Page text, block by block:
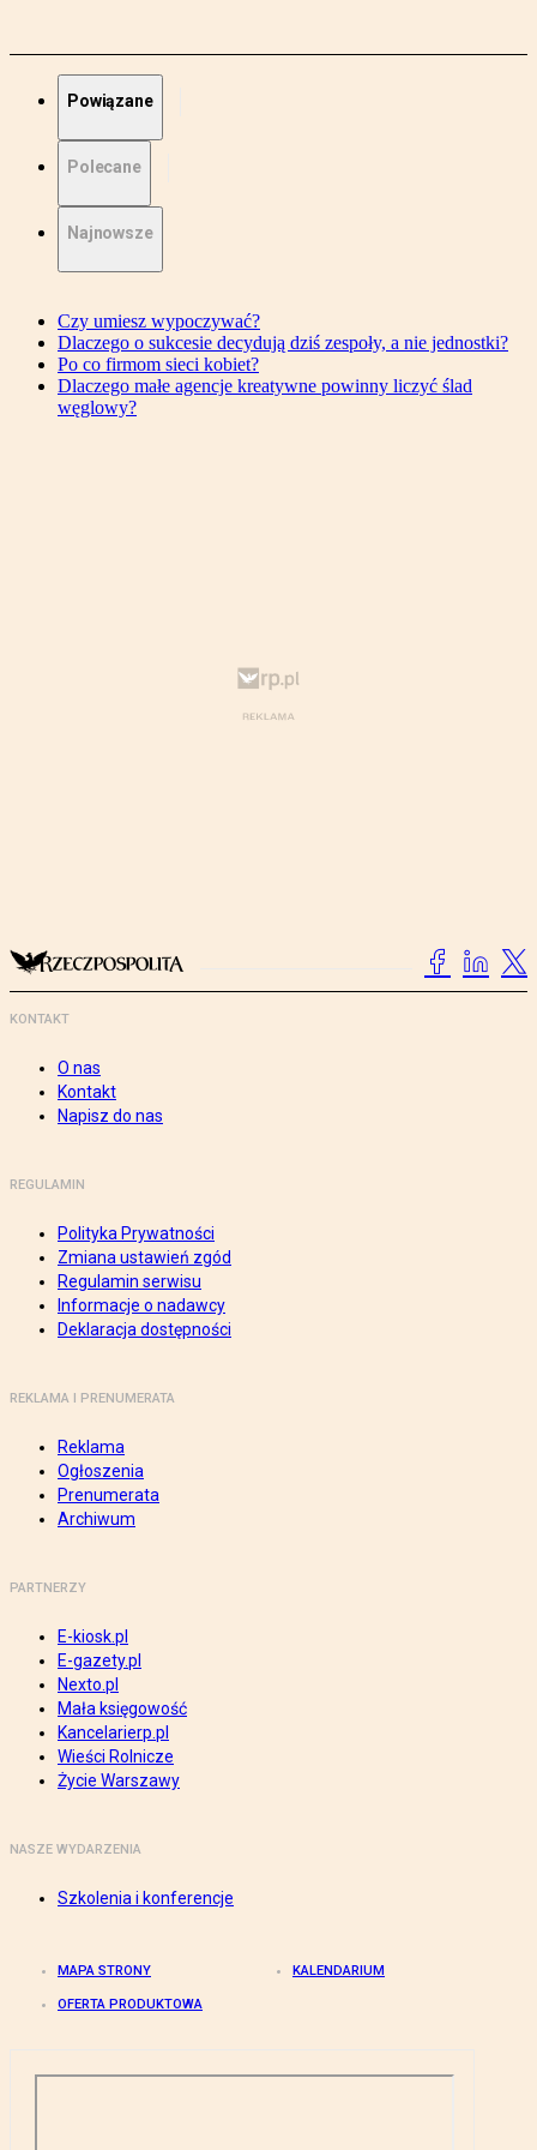
Powiązane
Polecane
Najnowsze
Czy umiesz wypoczywać?
Dlaczego o sukcesie decydują dziś zespoły, a nie jednostki?
Po co firmom sieci kobiet?
Dlaczego małe agencje kreatywne powinny liczyć ślad
węglowy?
KONTAKT
O nas
Kontakt
Napisz do nas
REGULAMIN
Polityka Prywatności
Zmiana ustawień zgód
Regulamin serwisu
Informacje o nadawcy
Deklaracja dostępności
REKLAMA I PRENUMERATA
Reklama
Ogłoszenia
Prenumerata
Archiwum
PARTNERZY
E-kiosk.pl
E-gazety.pl
Nexto.pl
Mała księgowość
Kancelarierp.pl
Wieści Rolnicze
Życie Warszawy
NASZE WYDARZENIA
Szkolenia i konferencje
MAPA STRONY KALENDARIUM
OFERTA PRODUKTOWA